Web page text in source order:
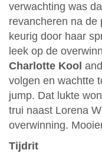
verwachting was
revancheren na
keurig door haar
leek op de
Charlotte Kool
volgen en wachtte
jump. Dat lukte
trui naast Lorena
overwinning.
Tijdrit